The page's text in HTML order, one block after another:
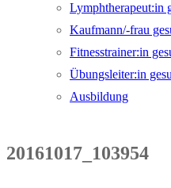
Lymphtherapeut:in
Kaufmann/-frau
Fitnesstrainer:in
Übungsleiter:in
Ausbildung
20161017_103954